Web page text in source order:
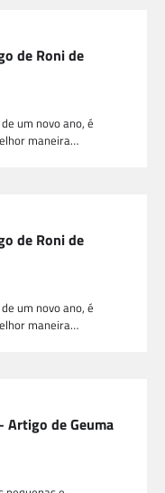
de Roni de
um novo ano, é
maneira…
de Roni de
um novo ano, é
maneira…
Artigo de Geuma